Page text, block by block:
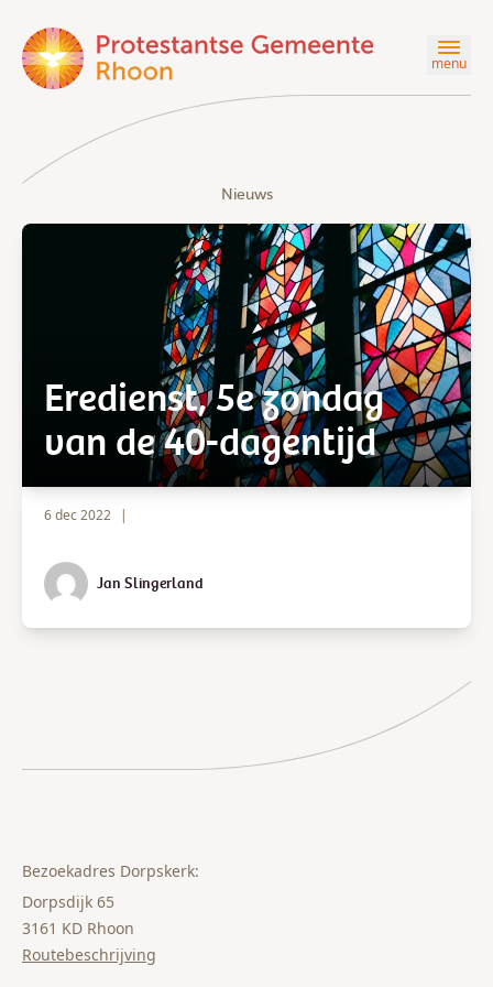
menu
Nieuws
Eredienst, 5e zondag
van de 40-dagentijd
6 dec 2022 |
Jan Slingerland
Bezoekadres Dorpskerk:
Dorpsdijk 65
3161 KD Rhoon
Routebeschrijving